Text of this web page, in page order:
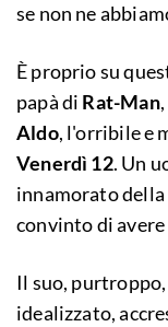
se non ne
È proprio su
papà di Rat-Man
Aldo, l'orribile e
Venerdì 12. Un
innamorato
convinto di
Il suo,
idealizzato,